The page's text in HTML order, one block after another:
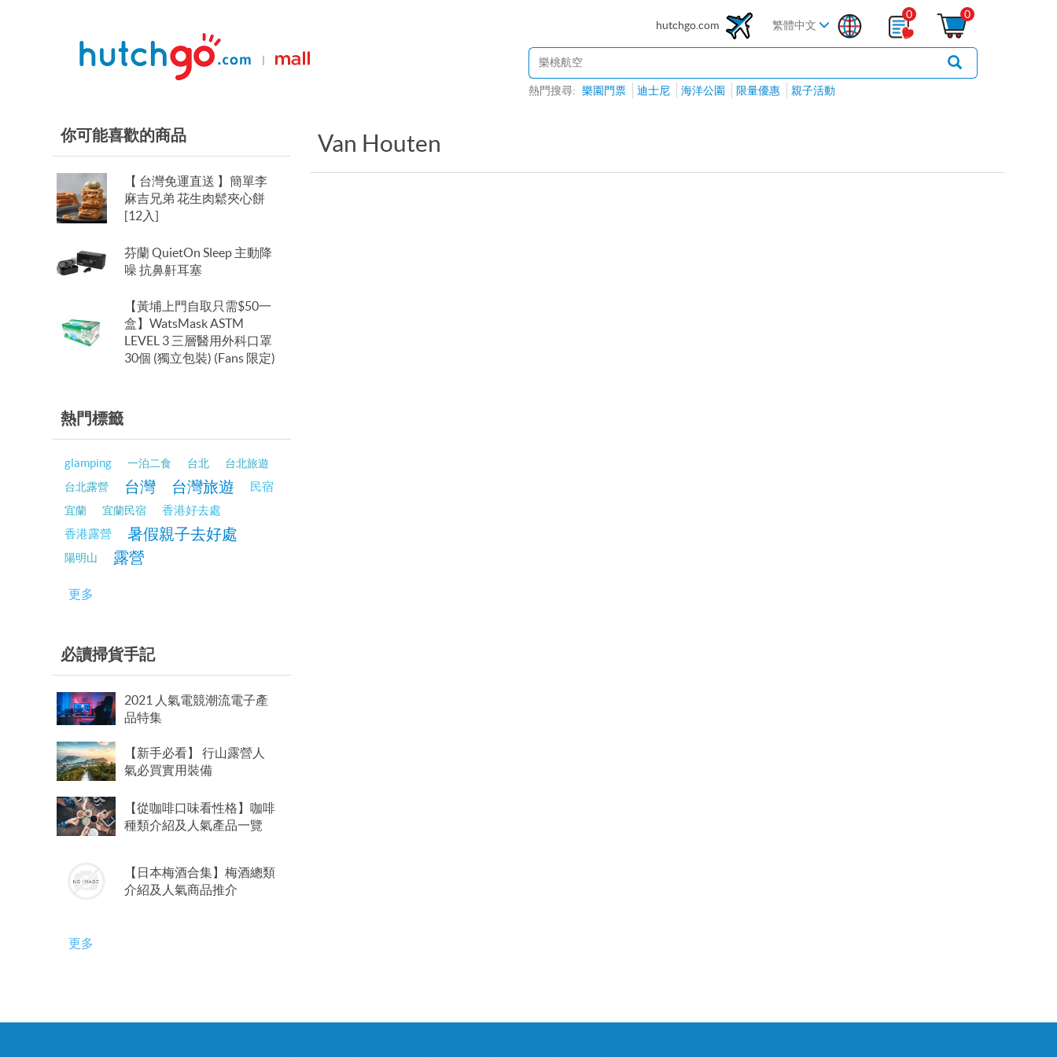
hutchgo.com 繁體中文
0 0
熱門搜尋: 樂園門票 迪士尼 海洋公園 限量優惠 親子活動
Van Houten
你可能喜歡的商品
【 台灣免運直送 】簡單李
麻吉兄弟 花生肉鬆夾心餅
[12入]
芬蘭 QuietOn Sleep 主動降
噪 抗鼻鼾耳塞
【黃埔上門自取只需$50一
盒】WatsMask ASTM
LEVEL 3 三層醫用外科口罩
30個 (獨立包裝) (Fans 限定)
熱門標籤
glamping 一泊二食 台北
台北旅遊
台北露營
台灣 台灣旅遊 民宿
宜蘭 宜蘭民宿
香港好去處
香港露營
暑假親子去好處
陽明山 露營
更多
必讀掃貨手記
2021 人氣電競潮流電子產
品特集
【新手必看】 行山露營人
氣必買實用裝備
【從咖啡口味看性格】咖啡
種類介紹及人氣產品一覽
【日本梅酒合集】梅酒總類
介紹及人氣商品推介
更多